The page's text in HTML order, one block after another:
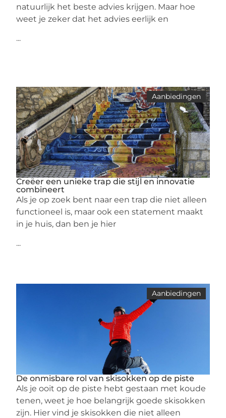
natuurlijk het beste advies krijgen. Maar hoe
weet je zeker dat het advies eerlijk en
...
Aanbiedingen
Creëer een unieke trap die stijl en innovatie
combineert
Als je op zoek bent naar een trap die niet alleen
functioneel is, maar ook een statement maakt
in je huis, dan ben je hier
...
Aanbiedingen
De onmisbare rol van skisokken op de piste
Als je ooit op de piste hebt gestaan met koude
tenen, weet je hoe belangrijk goede skisokken
zijn. Hier vind je skisokken die niet alleen